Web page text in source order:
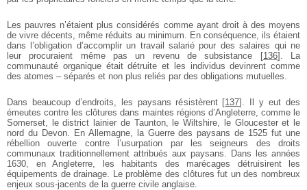
Les pauvres n’étaient plus considérés comme ayant droit à des moyens
de vivre décents, même réduits au minimum. En conséquence, ils étaient
dans l’obligation d’accomplir un travail salarié pour des salaires qui ne
leur procuraient même pas un revenu de subsistance [136] . La
communauté organique était détruite et les individus devinrent comme
des atomes – séparés et non plus reliés par des obligations mutuelles.
Dans beaucoup d’endroits, les paysans résistèrent[137] . Il y eut des
émeutes contre les clôtures dans maintes régions d’Angleterre, comme le
Somerset, le district lainier de Taunton, le Wiltshire, le Gloucester et le
nord du Devon. En Allemagne, la Guerre des paysans de 1525 fut une
rébellion ouverte contre l’usurpation par les seigneurs des droits
communaux traditionnellement attribués aux paysans. Dans les années
1630, en Angleterre, les habitants des marécages détruisirent les
équipements de drainage. Le problème des clôtures fut un des nombreux
enjeux sous-jacents de la guerre civile anglaise.